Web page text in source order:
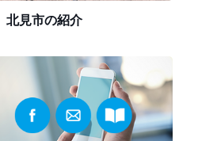
北見市の紹介